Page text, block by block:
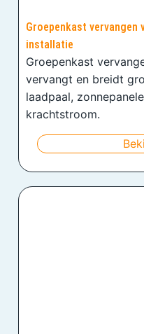
Groepenkast
installatie
Groepenkast
vervangt en breidt
laadpaal,
krachtstroom.